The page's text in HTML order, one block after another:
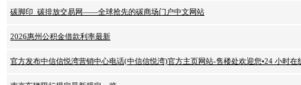
碳脚印_碳排放交易网——全球抢先的碳商场门户中文网站
2026惠州公积金借款利率最新
官方发布中信信悦湾营销中心电话(中信信悦湾)官方主页网站-售楼处欢迎您•24 小时